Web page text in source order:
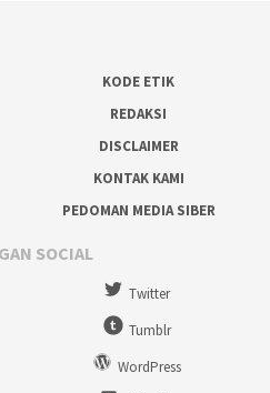
KODE ETIK
REDAKSI
DISCLAIMER
KONTAK KAMI
PEDOMAN MEDIA SIBER
SOCIAL
Twitter
Tumblr
WordPress